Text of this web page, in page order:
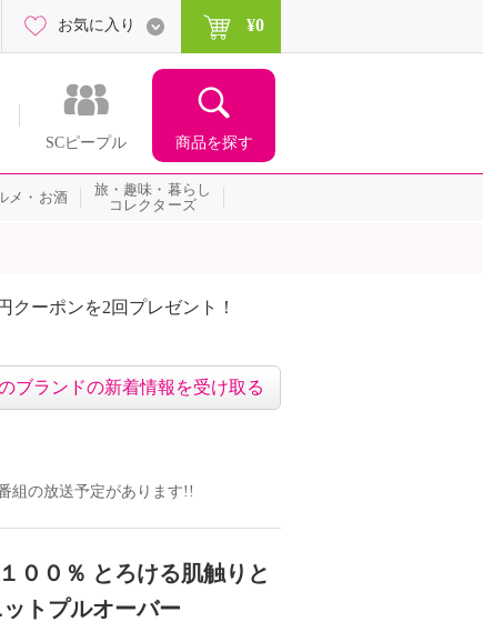
SCピープル 商品を探す
お気に入り ¥0
メ・お酒
旅・趣味・暮らし
コレクターズ
クーポンを2回プレゼント！
ブランドの新着情報を受け取る
組の放送予定があります!!
００％ とろける肌触りと
トプルオーバー